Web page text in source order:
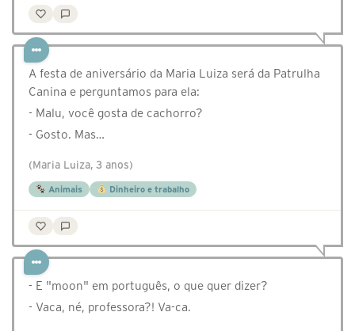
A festa de aniversário da Maria Luiza será da Patrulha
Canina e perguntamos para ela:
- Malu, você gosta de cachorro?
- Gosto. Mas…
(Maria Luiza, 3 anos)
Animais Dinheiro e trabalho
- E "moon" em português, o que quer dizer?
- Vaca, né, professora?! Va-ca.